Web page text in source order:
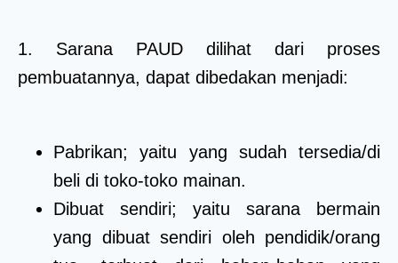
1. Sarana PAUD dilihat dari proses
pembuatannya, dapat dibedakan menjadi:
Pabrikan; yaitu yang sudah tersedia/di
beli di toko-toko mainan.
Dibuat sendiri; yaitu sarana bermain
yang dibuat sendiri oleh pendidik/orang